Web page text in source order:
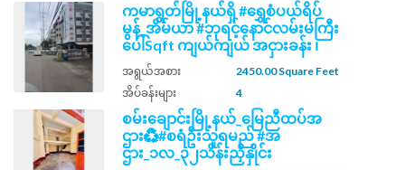
ကမာရွတ်မြို့နယ်ရှိ #ရွှေစံပယ်ရိပ်
မွန်_အိမ်ယာ #ဘုရင့်နောင်လမ်းမကြီး
ပေါ်Sqft ကျယ်ကျယ် အငှားခန်း ၊
အရွယ်အစား
2450.00 Square Feet
အိပ်ခန်းများ
4
စမ်းချောင်းမြို့နယ်_မြေညီထပ်အ
ဌား♻️#စရံဦးသူရမည် #အ
ဌား_၁လ_၃၂သိန်းညှိနှိုင်း